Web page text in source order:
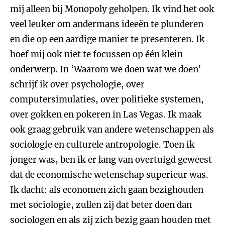
mij alleen bij Monopoly geholpen. Ik vind het ook
veel leuker om andermans ideeën te plunderen
en die op een aardige manier te presenteren. Ik
hoef mij ook niet te focussen op één klein
onderwerp. In ‘Waarom we doen wat we doen’
schrijf ik over psychologie, over
computersimulaties, over politieke systemen,
over gokken en pokeren in Las Vegas. Ik maak
ook graag gebruik van andere wetenschappen als
sociologie en culturele antropologie. Toen ik
jonger was, ben ik er lang van overtuigd geweest
dat de economische wetenschap superieur was.
Ik dacht: als economen zich gaan bezighouden
met sociologie, zullen zij dat beter doen dan
sociologen en als zij zich bezig gaan houden met